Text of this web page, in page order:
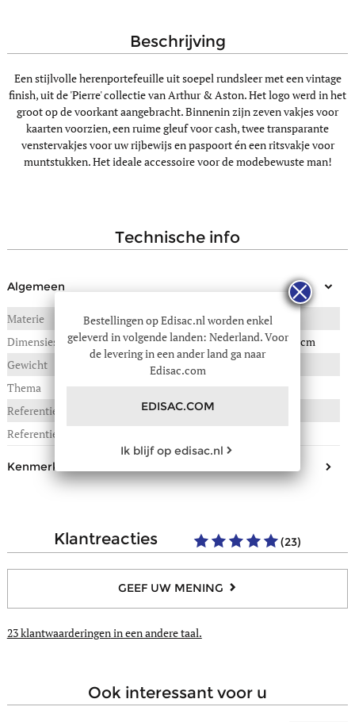
beschrijving
Een stijlvolle herenportefeuille uit soepel rundsleer met een vintage
finish, uit de 'Pierre' collectie van Arthur & Aston. Het logo werd in het
groot op de voorkant aangebracht. Binnenin zijn zeven vakjes voor
kaarten voorzien, een ruime gleuf voor cash, twee transparante
venstervakjes voor uw rijbewijs en paspoort én een ritsvakje voor
muntstukken. Het ideale accessoire voor de modebewuste man!
technische info
Algemeen
Materie
RUNDSLEDER
Dimensies
11(B) x 2(L) x 15(H) in cm
Gewicht
0,120 kg
Thema
Referentie :
350-1438-805
Referentie fabrikant
Kenmerken binnenkant
Aantal compartimenten voor
7
Aantal compartimenten voor
1
klantreacties (23)
23 klantwaarderingenin een andere taal.
GEEF UW MENING
ook interessant voor u
Bestellingen op Edisac.nl worden enkel
geleverd in volgende landen: Nederland. Voor
de levering in een ander land ga naar
Edisac.com
EDISAC.COM
Ik blijf op edisac.nl